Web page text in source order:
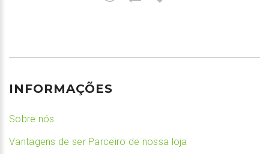
INFORMAÇÕES
Sobre nós
Vantagens de ser Parceiro de nossa loja